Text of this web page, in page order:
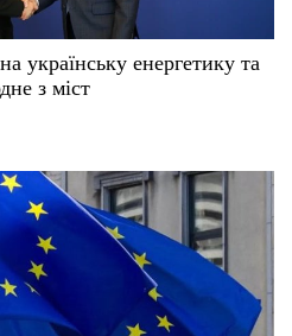
українську енергетику та
з міст